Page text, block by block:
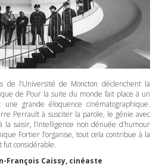
l’Université de Moncton déclenchent la
de Pour la suite du monde fait place à un
grande éloquence cinématographique.
Perrault à susciter la parole, le génie avec
saisir, l’intelligence non dénuée d’humour
Fortier l’organise, tout cela contribue à la
fut considérable.
François Caissy, cinéaste